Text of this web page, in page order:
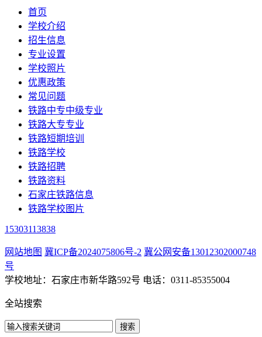
首页
学校介绍
招生信息
专业设置
学校照片
优惠政策
常见问题
铁路中专中级专业
铁路大专专业
铁路短期培训
铁路学校
铁路招聘
铁路资料
石家庄铁路信息
铁路学校图片
15303113838
网站地图 冀ICP备2024075806号-2 冀公网安备13012302000748
号
学校地址：石家庄市新华路592号 电话：0311-85355004
全站搜索